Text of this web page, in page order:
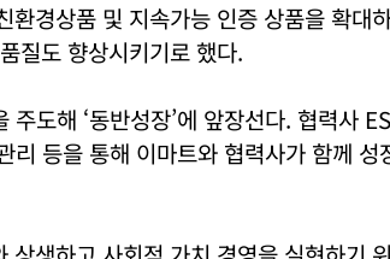
환경상품 및 지속가능 인증 상품을 확대
질도 향상시키기로 했다.
도해 ‘동반성장’에 앞장선다. 협력사
리 등을 통해 이마트와 협력사가 함께 성